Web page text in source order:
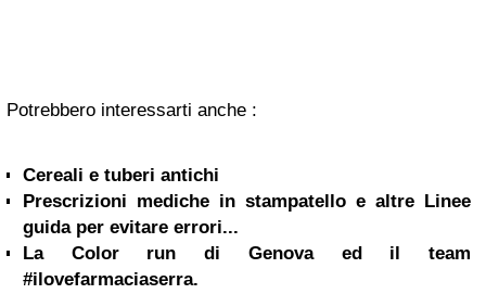
Potrebbero interessarti anche :
Cereali e tuberi antichi
Prescrizioni mediche in stampatello e altre Linee
guida per evitare errori...
La Color run di Genova ed il team
#ilovefarmaciaserra.